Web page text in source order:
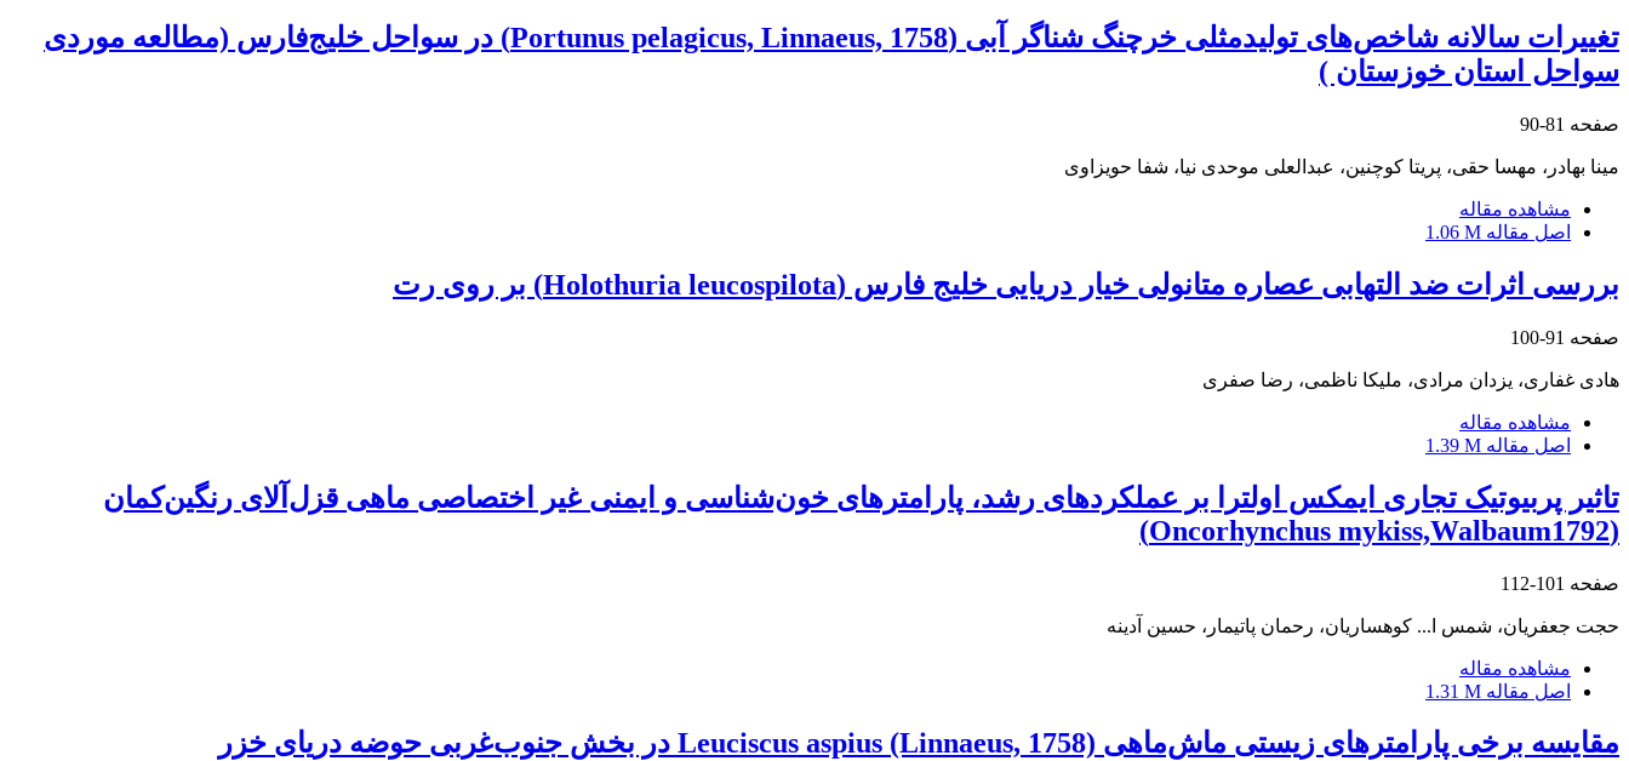
تغییرات سالانه شاخص‌های تولیدمثلی خرچنگ شناگر آبی (Portunus pelagicus, Linnaeus, 1758) در سواحل خلیج‌فارس (مطالعه موردی
سواحل استان خوزستان )
صفحه 81-90
مینا بهادر، مهسا حقی، پریتا کوچنین، عبدالعلی موحدی نیا، شفا حویزاوی
مشاهده مقاله
اصل مقاله 1.06 M
بررسی اثرات ضد التهابی عصاره متانولی خیار دریایی خلیج فارس (Holothuria leucospilota) بر روی رت
صفحه 91-100
هادی غفاری، یزدان مرادی، ملیکا ناظمی، رضا صفری
مشاهده مقاله
اصل مقاله 1.39 M
تاثیر پربیوتیک تجاری ایمکس اولترا بر عملکردهای رشد، پارامترهای خون‌شناسی و ایمنی غیر اختصاصی ماهی قزل‌آلای رنگین‌کمان
(Oncorhynchus mykiss,Walbaum1792)
صفحه 101-112
حجت جعفریان، شمس ا... کوهساریان، رحمان پاتیمار، حسین آدینه
مشاهده مقاله
اصل مقاله 1.31 M
مقایسه برخی پارامترهای زیستی ماش‌ماهی Leuciscus aspius (Linnaeus, 1758) در بخش جنوب‌غربی حوضه دریای خزر